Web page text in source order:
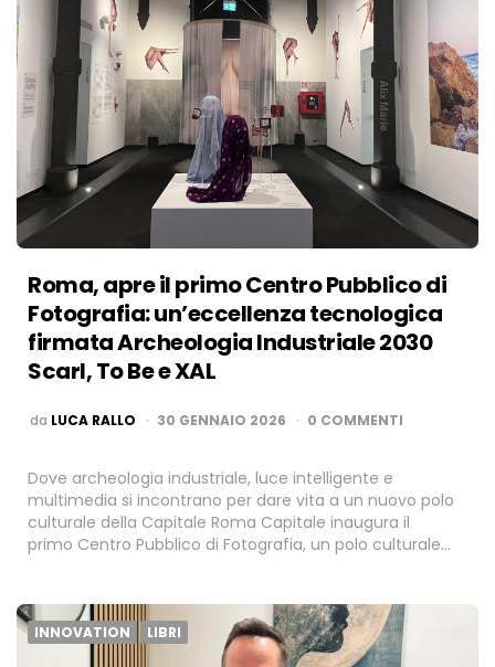
Roma, apre il primo Centro Pubblico di
Fotografia: un’eccellenza tecnologica
firmata Archeologia Industriale 2030
Scarl, To Be e XAL
PUBBLICATO
da LUCA RALLO 30 GENNAIO 2026 0 COMMENTI
Dove archeologia industriale, luce intelligente e
multimedia si incontrano per dare vita a un nuovo polo
culturale della Capitale Roma Capitale inaugura il
primo Centro Pubblico di Fotografia, un polo culturale…
INNOVATION LIBRI